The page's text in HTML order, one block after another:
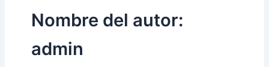
Nombre del autor:
admin